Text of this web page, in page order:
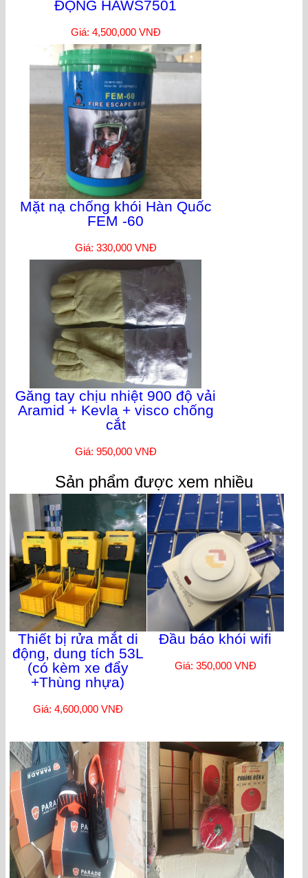
ĐỘNG HAWS7501
Giá: 4,500,000 VNĐ
Mặt nạ chống khói Hàn Quốc
FEM -60
Giá: 330,000 VNĐ
Găng tay chịu nhiệt 900 độ vải
Aramid + Kevla + visco chống
cắt
Giá: 950,000 VNĐ
Sản phẩm được xem nhiều
Thiết bị rửa mắt di
động, dung tích 53L
(có kèm xe đẩy
+Thùng nhựa)
Giá: 4,600,000 VNĐ
Đầu báo khói wifi
Giá: 350,000 VNĐ